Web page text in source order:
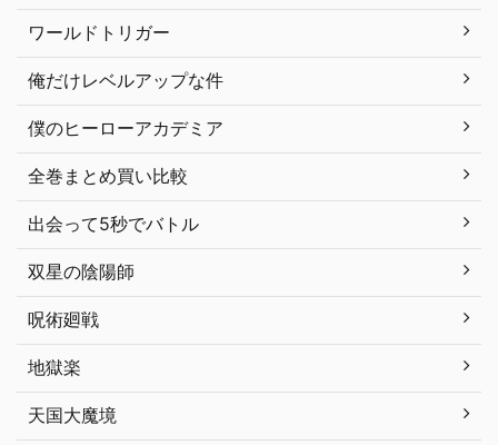
ワールドトリガー
俺だけレベルアップな件
僕のヒーローアカデミア
全巻まとめ買い比較
出会って5秒でバトル
双星の陰陽師
呪術廻戦
地獄楽
天国大魔境